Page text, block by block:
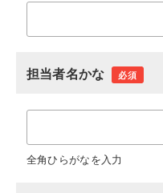
担当者名かな 必須
全角ひらがなを入力